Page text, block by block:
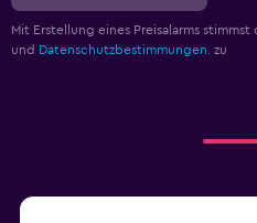
Mit Erstellung eines Preisalarms stimmst
und Datenschutzbestimmungen. zu